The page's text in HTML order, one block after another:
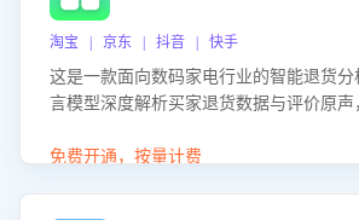
淘宝 | 京东 | 抖音 | 快手
这是一款面向数码家电行业的智能退货
言模型深度解析买家退货数据与评价原
改进建议，通过挖掘用户痛点驱动产品迭
免费开通，按量计费